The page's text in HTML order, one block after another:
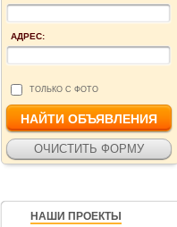
АДРЕС:
ТОЛЬКО С ФОТО
НАШИ ПРОЕКТЫ